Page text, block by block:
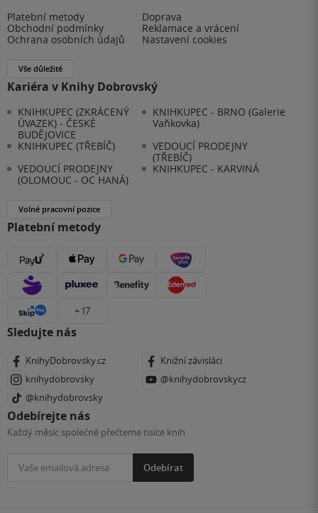
Platební metody
Doprava
Obchodní podmínky
Reklamace a vrácení
Ochrana osobních údajů
Nastavení cookies
Vše důležité
Kariéra v Knihy Dobrovský
KNIHKUPEC (ZKRÁCENÝ
ÚVAZEK) - ČESKÉ
BUDĚJOVICE
KNIHKUPEC - BRNO (Galerie
Vaňkovka)
KNIHKUPEC (TŘEBÍČ)
VEDOUCÍ PRODEJNY
(TŘEBÍČ)
VEDOUCÍ PRODEJNY
(OLOMOUC - OC HANÁ)
KNIHKUPEC - KARVINÁ
Volné pracovní pozice
Platební metody
+ 17
Sledujte nás
KnihyDobrovsky.cz
Knižní závisláci
knihydobrovsky
@knihydobrovskycz
@knihydobrovsky
Odebírejte nás
Každý měsíc společně přečteme tisíce knih
Odebírat